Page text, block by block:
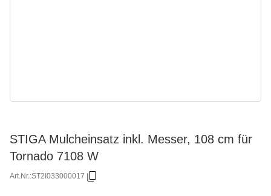
STIGA Mulcheinsatz inkl. Messer, 108 cm für
Tornado 7108 W
Art.Nr.:ST2I033000017